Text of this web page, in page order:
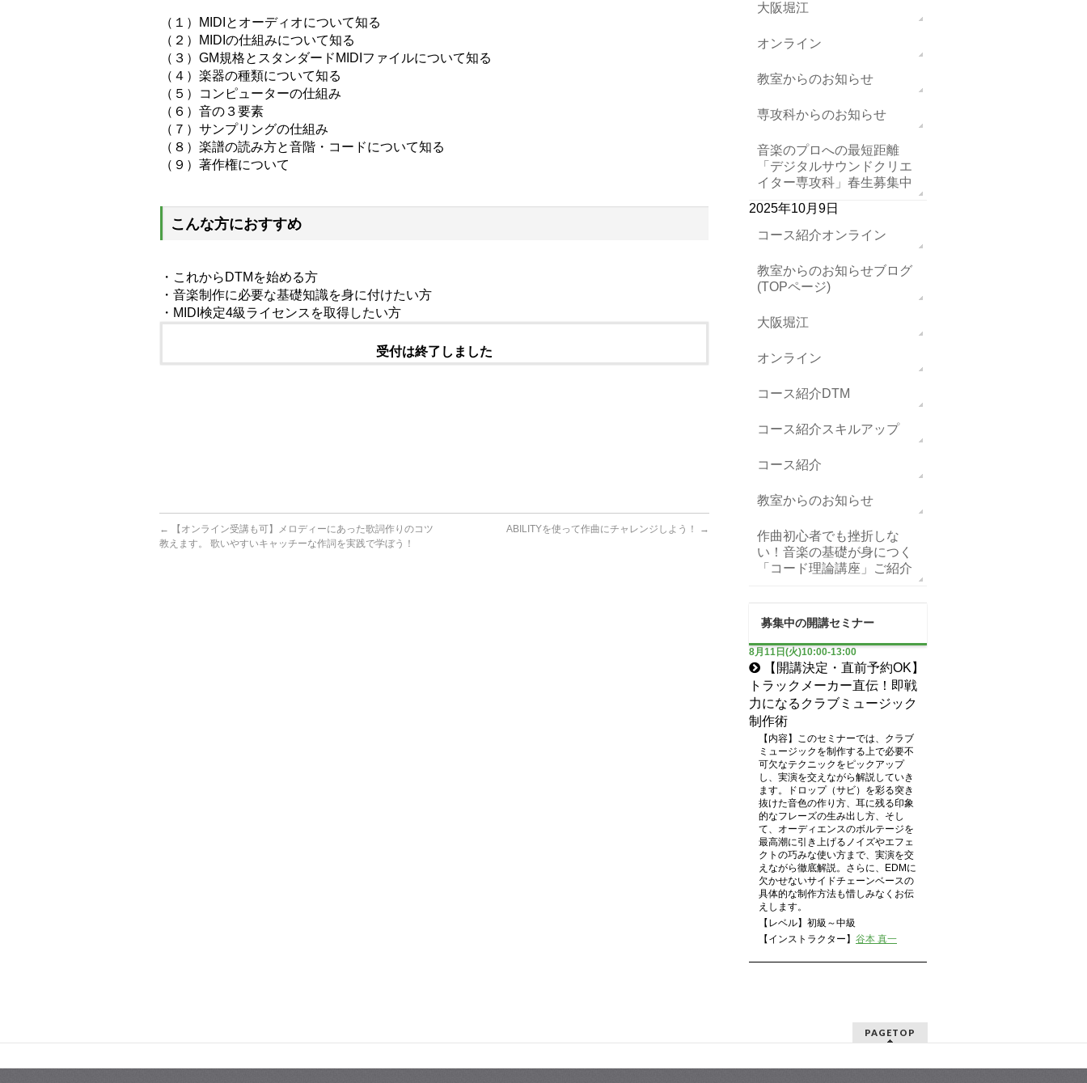
（１）MIDIとオーディオについて知る
（２）MIDIの仕組みについて知る
（３）GM規格とスタンダードMIDIファイルについて知る
（４）楽器の種類について知る
（５）コンピューターの仕組み
（６）音の３要素
（７）サンプリングの仕組み
（８）楽譜の読み方と音階・コードについて知る
（９）著作権について
こんな方におすすめ
・これからDTMを始める方
・音楽制作に必要な基礎知識を身に付けたい方
・MIDI検定4級ライセンスを取得したい方
受付は終了しました
←
【オンライン受講も可】メロディーにあった歌詞作りのコツ
教えます。 歌いやすいキャッチーな作詞を実践で学ぼう！
ABILITYを使って作曲にチャレンジしよう！ →
大阪堀江
オンライン
教室からのお知らせ
専攻科からのお知らせ
音楽のプロへの最短距離
「デジタルサウンドクリエ
イター専攻科」春生募集中
2025年10月9日
コース紹介オンライン
教室からのお知らせブログ
(TOPページ)
大阪堀江
オンライン
コース紹介DTM
コース紹介スキルアップ
コース紹介
教室からのお知らせ
作曲初心者でも挫折しな
い！音楽の基礎が身につく
「コード理論講座」ご紹介
募集中の開講セミナー
8月11日(火)10:00-13:00
【開講決定・直前予約OK】
トラックメーカー直伝！即戦
力になるクラブミュージック
制作術
【内容】このセミナーでは、クラブ
ミュージックを制作する上で必要不
可欠なテクニックをピックアップ
し、実演を交えながら解説していき
ます。ドロップ（サビ）を彩る突き
抜けた音色の作り方、耳に残る印象
的なフレーズの生み出し方、そし
て、オーディエンスのボルテージを
最高潮に引き上げるノイズやエフェ
クトの巧みな使い方まで、実演を交
えながら徹底解説。さらに、EDMに
欠かせないサイドチェーンベースの
具体的な制作方法も惜しみなくお伝
えします。
【レベル】初級～中級
【インストラクター】 谷本 真一
PAGETOP